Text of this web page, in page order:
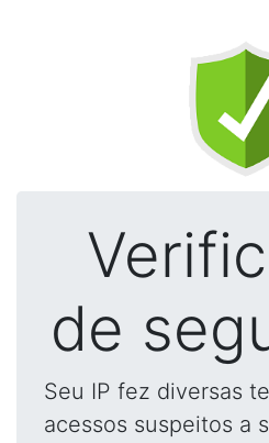
de
Seu IP fez diversas
acessos suspeitos a